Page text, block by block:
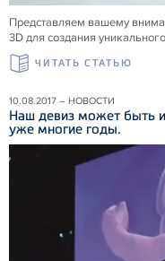
Представляем вашему
3D для создания
ЧИТАТЬ СТАТЬЮ
10.08.2017 – НОВОСТИ
Наш девиз может быть
уже многие годы.